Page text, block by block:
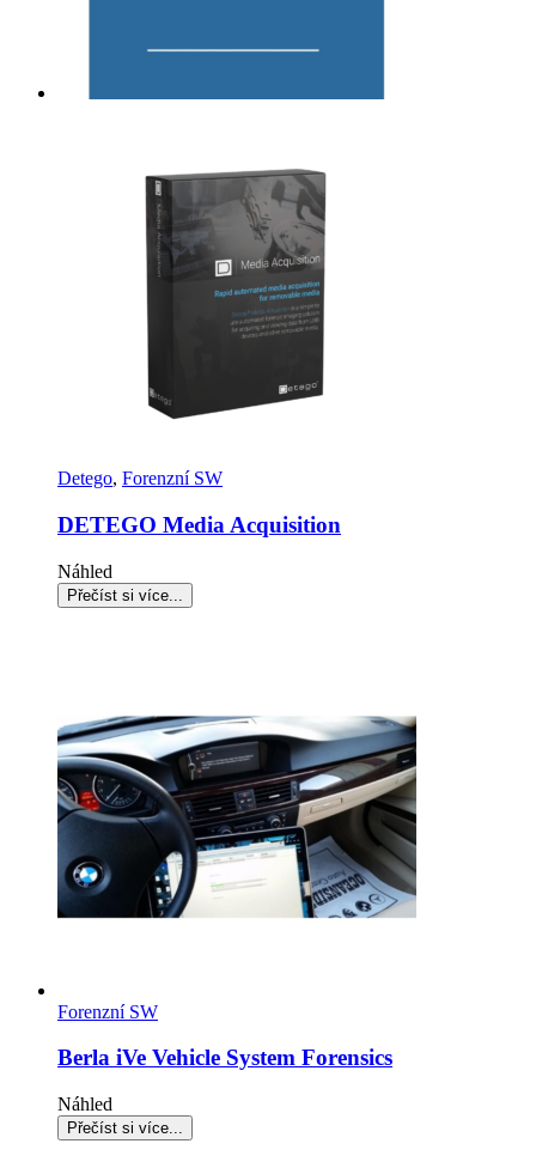
Detego, Forenzní SW
DETEGO Media Acquisition
Náhled
Forenzní SW
Berla iVe Vehicle System Forensics
Náhled